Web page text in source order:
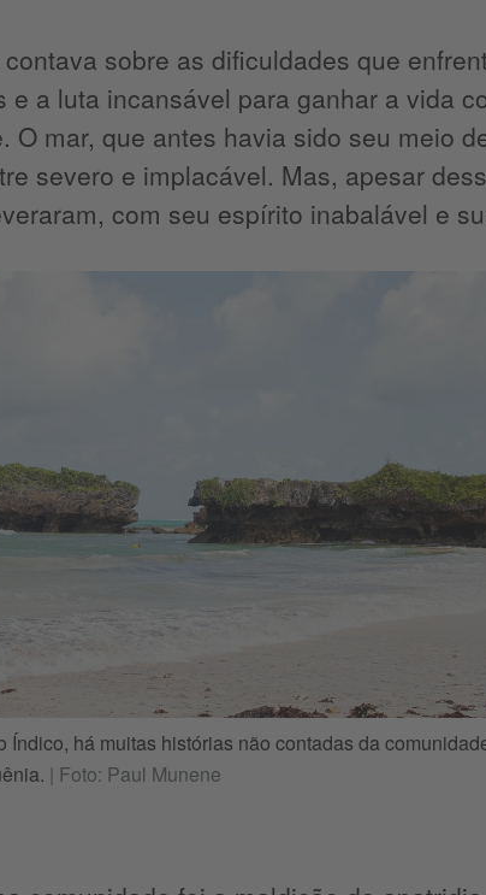
sobre as dificuldades que
a luta incansável para ganhar a vida
mar, que antes havia sido seu meio
severo e implacável. Mas, apesar
com seu espírito inabalável e
há muitas histórias não contadas da
| Foto: Paul Munene